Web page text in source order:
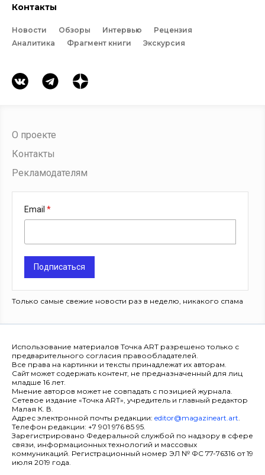
Контакты
Новости Обзоры Интервью
Рецензия
Аналитика
Фрагмент книги Экскурсия
О проекте
Контакты
Рекламодателям
Email
Подписаться
Только самые свежие новости раз в неделю, никакого спама
Использование материалов Точка ART разрешено только с
предварительного согласия правообладателей.
Все права на картинки и тексты принадлежат их авторам.
Сайт может содержать контент, не предназначенный для лиц
младше 16 лет.
Мнение авторов может не совпадать с позицией журнала.
Сетевое издание «Точка ART», учредитель и главный редактор
Малая К. В.
Адрес электронной почты редакции: editor@magazineart.art.
Телефон редакции: +7 901 976 85 95.
Зарегистрировано Федеральной службой по надзору в сфере
связи, информационных технологий и массовых
коммуникаций. Регистрационный номер ЭЛ № ФС 77-76316 от 19
июля 2019 года.